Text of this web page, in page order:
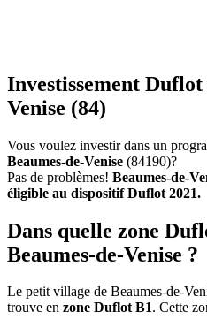
Investissement Duflot
Venise (84)
Vous voulez investir dans un
Beaumes-de-Venise (84190)?
Pas de problèmes! Beaumes-de-
éligible au dispositif Duflot 2021.
Dans quelle zone
Beaumes-de-Venise ?
Le petit village de Beaumes-de-
trouve en zone Duflot B1. Cette